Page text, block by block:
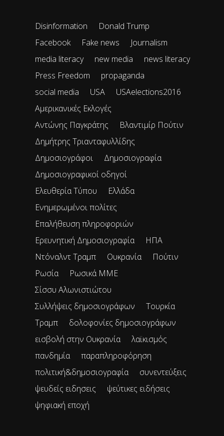
Disinformation
Donald Trump
Facebook
Fake news
Journalism
media literacy
new media
news literacy
Press Freedom
propaganda
social media
USA
USAelections2016
Αμερικανικές Εκλογές
Αντώνης Παγκράτης
Βλαντιμίρ Πούτιν
Δημήτρης Τριανταφυλλίδης
Δημοσιογράφοι
Δημοσιογραφία
Δημοσιογραφικοί οδηγοί
Ελευθερία Τύπου
Ελλάδα
Ενημερωμένοι πολίτες
Επαλήθευση πληροφοριών
Ερευνητική Δημοσιογραφία
ΗΠΑ
Ντόναλντ Τραμπ
Ουκρανία
Πούτιν
Ρωσία
Ρωσικά ΜΜΕ
Σίσσυ Αλωνιστιώτου
Συλλήψεις δημοσιογράφων
Τουρκία
Τραμπ
δολοφονίες δημοσιογράφων
εισβολή στην Ουκρανία
λαϊκισμός
πανδημία
παραπληροφόρηση
πολιτική&δημοσιογραφία
συνεντεύξεις
ψευδείς ειδησεις
ψεύτικες ειδήσεις
ψηφιακή εποχή